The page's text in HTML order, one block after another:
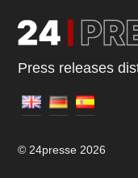
Press releases
© 24presse 2026